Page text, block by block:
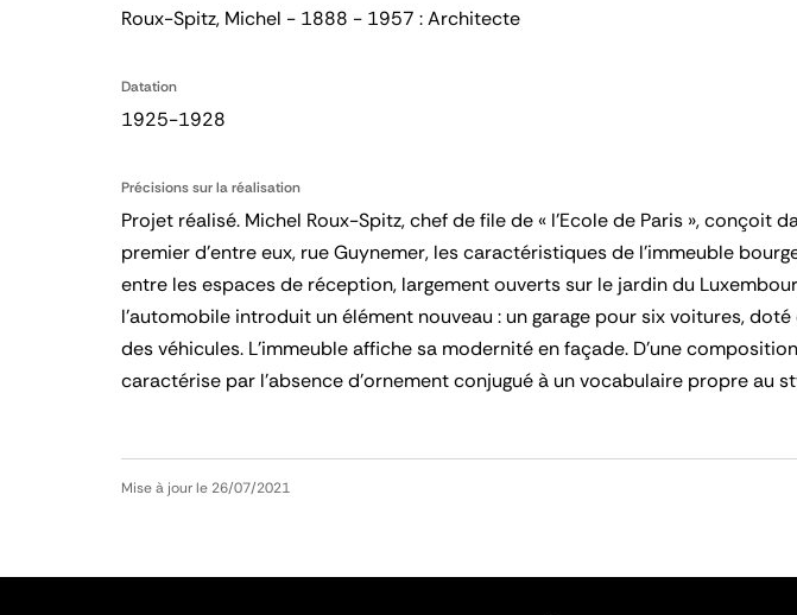
Roux-Spitz, Michel - 1888 - 1957 : Architecte
Datation
1925-1928
Précisions sur la réalisation
Projet réalisé. Michel Roux-Spitz, chef de file de « l’Ecole de Paris »,
premier d’entre eux, rue Guynemer, les caractéristiques de l’immeuble
entre les espaces de réception, largement ouverts sur le jardin du
l’automobile introduit un élément nouveau : un garage pour six voitures,
des véhicules. L’immeuble affiche sa modernité en façade. D’une
caractérise par l’absence d’ornement conjugué à un vocabulaire propre au
Mise à jour le 26/07/2021